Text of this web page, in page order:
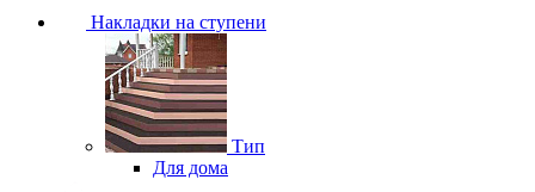
Накладки на ступени
Тип
Для дома